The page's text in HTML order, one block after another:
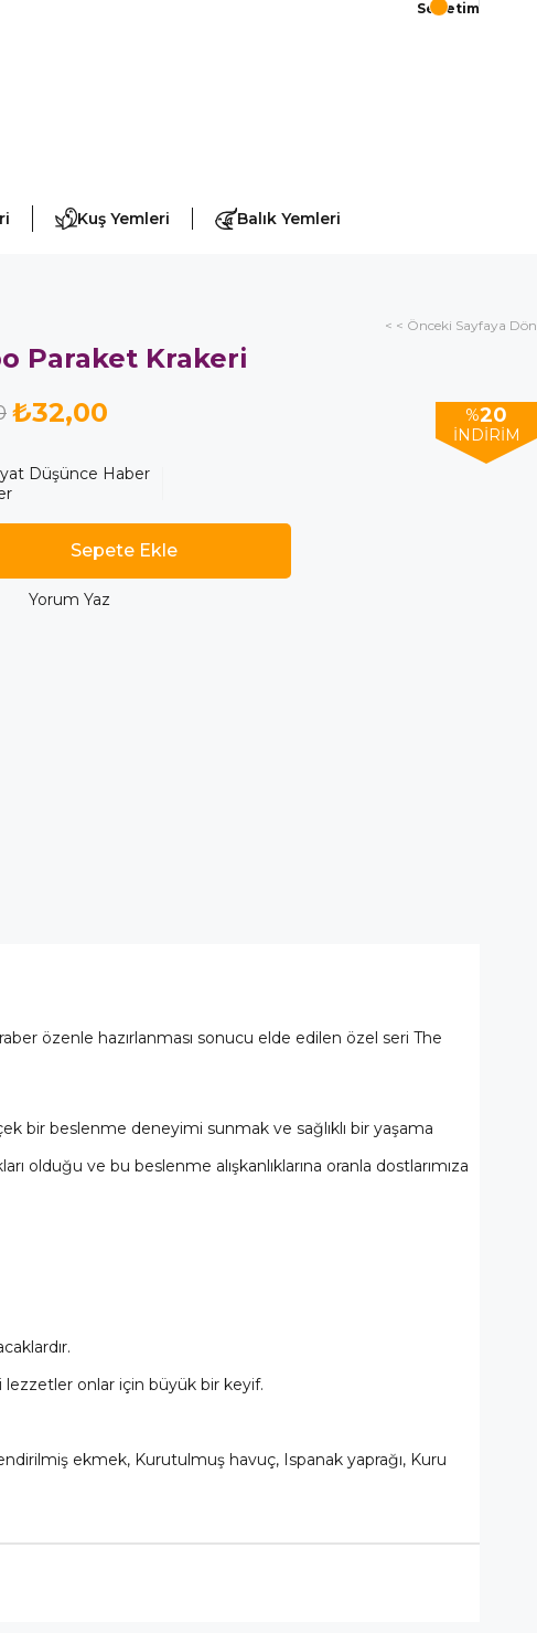
Sepetim
Kuş Yemleri Balık Yemleri
< < Önceki Sayfaya Dön
Paraket Krakeri
%20
İNDIRIM
₺32,00
Düşünce Haber
Yorum Yaz
özenle hazırlanması sonucu elde edilen özel seri The
bir beslenme deneyimi sunmak ve sağlıklı bir yaşama
olduğu ve bu beslenme alışkanlıklarına oranla dostlarımıza
lezzetler onlar için büyük bir keyif.
ekmek, Kurutulmuş havuç, Ispanak yaprağı, Kuru